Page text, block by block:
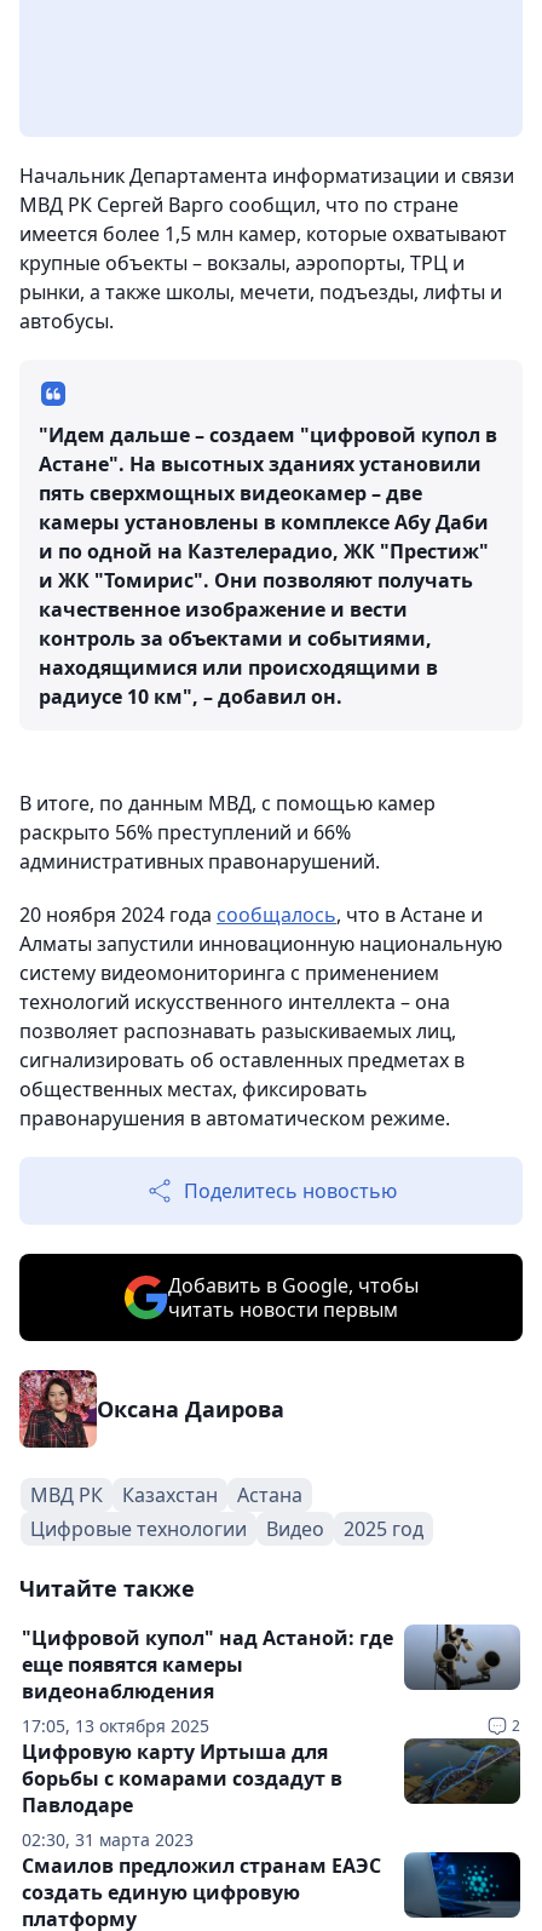
Начальник Департамента информатизации и связи
МВД РК Сергей Варго сообщил, что по стране
имеется более 1,5 млн камер, которые охватывают
крупные объекты – вокзалы, аэропорты, ТРЦ и
рынки, а также школы, мечети, подъезды, лифты и
автобусы.
"Идем дальше – создаем "цифровой купол в
Астане". На высотных зданиях установили
пять сверхмощных видеокамер – две
камеры установлены в комплексе Абу Даби
и по одной на Казтелерадио, ЖК "Престиж"
и ЖК "Томирис". Они позволяют получать
качественное изображение и вести
контроль за объектами и событиями,
находящимися или происходящими в
радиусе 10 км", – добавил он.
В итоге, по данным МВД, с помощью камер
раскрыто 56% преступлений и 66%
административных правонарушений.
20 ноября 2024 года сообщалось, что в Астане и
Алматы запустили инновационную национальную
систему видеомониторинга с применением
технологий искусственного интеллекта – она
позволяет распознавать разыскиваемых лиц,
сигнализировать об оставленных предметах в
общественных местах, фиксировать
правонарушения в автоматическом режиме.
Поделитесь новостью
Добавить в Google, чтобы
читать новости первым
Оксана Даирова
МВД РК Казахстан
Астана
Цифровые технологии
Видео 2025 год
Читайте также
17:05, 13 октября 2025 2
"Цифровой купол" над Астаной: где
еще появятся камеры
видеонаблюдения
02:30, 31 марта 2023
Цифровую карту Иртыша для
борьбы с комарами создадут в
Павлодаре
Смаилов предложил странам ЕАЭС
создать единую цифровую
платформу